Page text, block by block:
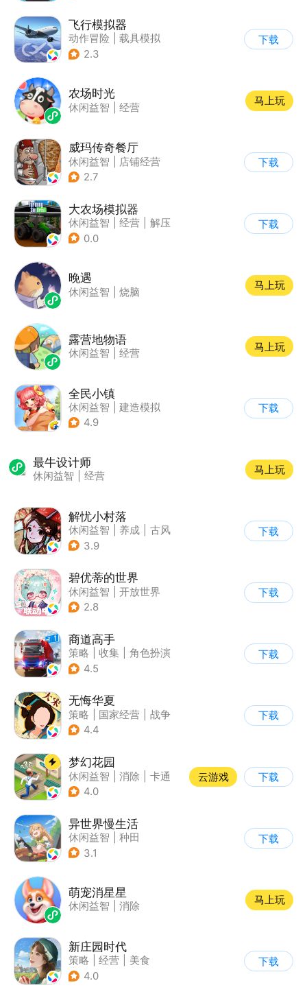
飞行模拟器
动作冒险
载具模拟
| 飞机
2.3
下载
农场时光
休闲益智 经营
马上玩
威玛传奇餐厅
休闲益智
店铺经营
| 美食
2.7
下载
大农场模拟器
休闲益智 经营
解压
| 清新
0.0
下载
晚遇
休闲益智 烧脑
马上玩
露营地物语
休闲益智 经营
马上玩
全民小镇
休闲益智
建造模拟
| 卡通
4.9
下载
最牛设计师
休闲益智 经营
马上玩
解忧小村落
休闲益智 养成
古风
| 种田
3.9
下载
碧优蒂的世界
休闲益智
开放世界
| Q版
2.8
下载
商道高手
策略 收集
角色扮演
| 模拟
4.5
下载
无悔华夏
策略 国家经营
战争
| 中国风
4.4
下载
梦幻花园
休闲益智 消除
卡通
| 创梦天地
4.0
云游戏 下载
异世界慢生活
休闲益智
种田
| 异世界
3.1
下载
萌宠消星星
休闲益智 消除
马上玩
新庄园时代
策略 经营
美食
| 剧情
4.0
下载